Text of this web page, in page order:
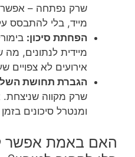
שרק נפתחה – אפשר
מייד, בלי להתבסס
הפחתת סיכון:
מיידית לנתונים,
אירועים לא צפויים
הגברת תחושת
שרק מקווה שניצחת.
ומנטרל סיכונים
האם באמת אפשר